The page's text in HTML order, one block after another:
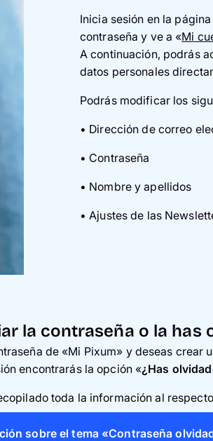
Inicia sesión en la
contraseña y ve a «Mi
A continuación, podrás
datos personales
Podrás modificar los
• Dirección de correo
• Contraseña
• Nombre y apellidos
• Ajustes de las
la contraseña o la has
de «Mi Pixum» y deseas crear
encontrarás la opción «¿Has
toda la información al
sobre el tema «Contraseña